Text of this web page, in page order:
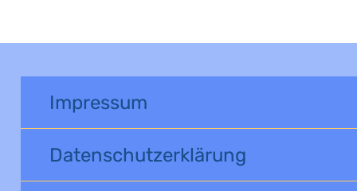
Impressum
Datenschutzerklärung